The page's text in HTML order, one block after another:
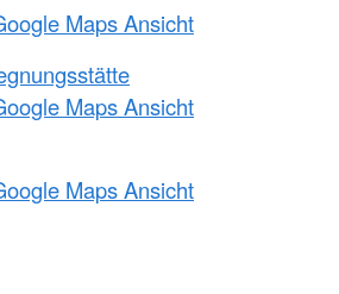
Maps Ansicht
Maps Ansicht
Maps Ansicht